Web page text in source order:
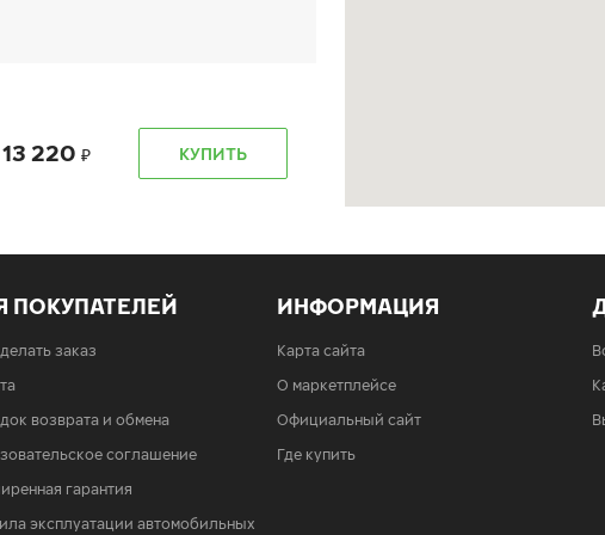
13 220 КУПИТЬ
13 220
ПОКУПАТЕЛЕЙ
заказ
возврата и обмена
соглашение
гарантия
эксплуатации автомобильных
ИНФОРМАЦИЯ
Карта сайта
О маркетплейсе
Официальный сайт
Где купить